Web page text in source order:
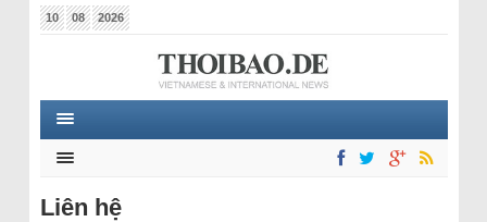
10 08 2026
Liên hệ